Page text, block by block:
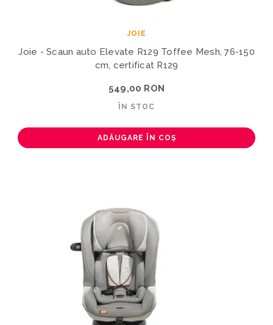
JOIE
Joie - Scaun auto Elevate R129 Toffee Mesh, 76-150
cm, certificat R129
549,00 RON
ÎN STOC
ADĂUGARE ÎN COȘ